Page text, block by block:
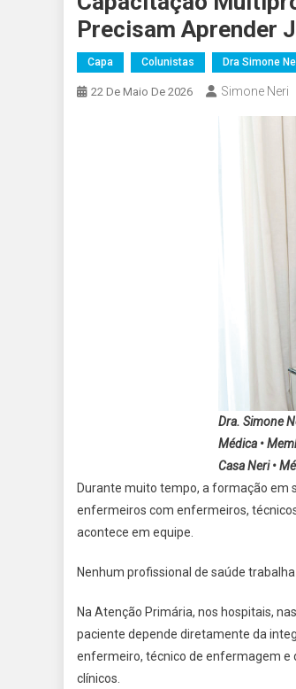
Precisam Aprender
Capa Colunistas Dra Simone
22 De Maio De 2026 Simone Neri
Dra. Simone
Médica •
Casa Neri •
Durante muito tempo, a formação em
enfermeiros com enfermeiros,
acontece em equipe.
Nenhum profissional de saúde trabalha
Na Atenção Primária, nos hospitais,
paciente depende diretamente da
enfermeiro, técnico de enfermagem e
clínicos.